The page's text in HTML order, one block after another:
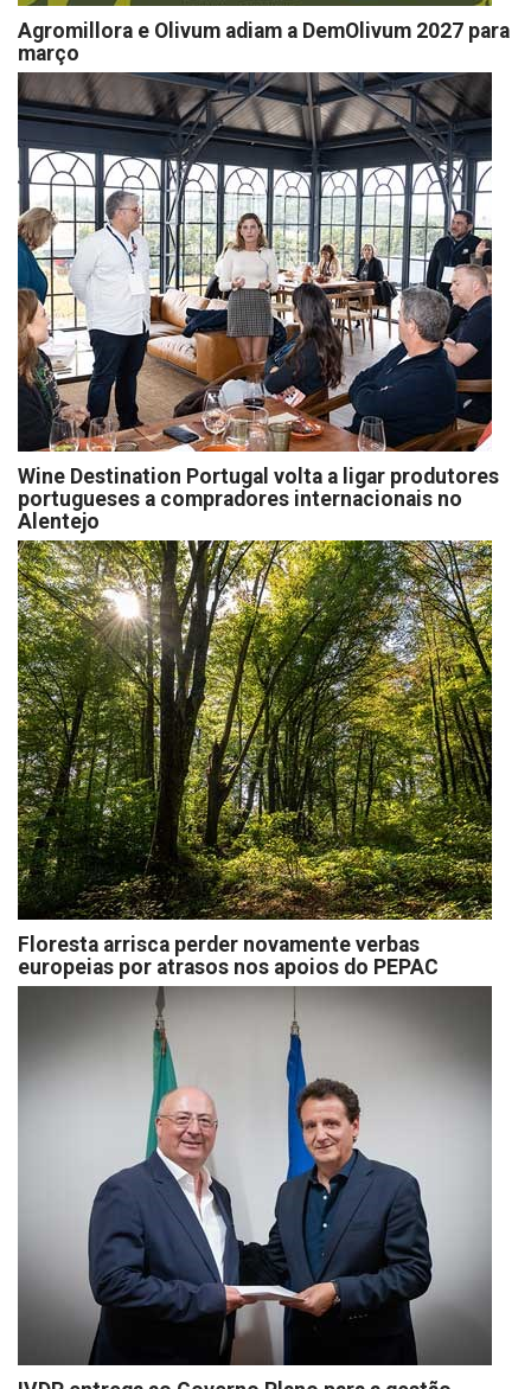
Agromillora e Olivum adiam a DemOlivum 2027 para
março
Wine Destination Portugal volta a ligar produtores
portugueses a compradores internacionais no
Alentejo
Floresta arrisca perder novamente verbas
europeias por atrasos nos apoios do PEPAC